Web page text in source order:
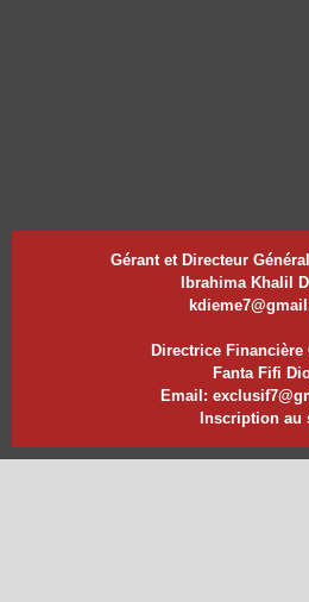
Gérant et Directeur
Ibrahima Khalil
Directrice Financière
Fanta Fifi
Email:
Inscription au